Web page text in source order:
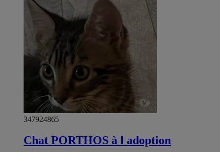
347924865
Chat PORTHOS à l adoption